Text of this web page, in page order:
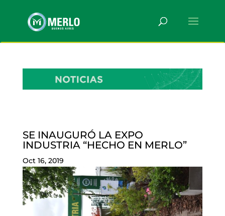
SE INAUGURÓ LA EXPO
INDUSTRIA “HECHO EN MERLO”
Oct 16, 2019